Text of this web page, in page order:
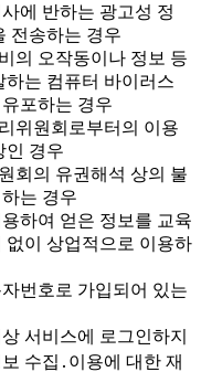
에 반하는 광고성 정
전송하는 경우
의 오작동이나 정보 등
하는 컴퓨터 바이러스
포하는 경우
위원회로부터의 이용
인 경우
회의 유권해석 상의 불
는 경우
하여 얻은 정보를 교육
없이 상업적으로 이용하
번호로 가입되어 있는
서비스에 로그인하지
수집․이용에 대한 재